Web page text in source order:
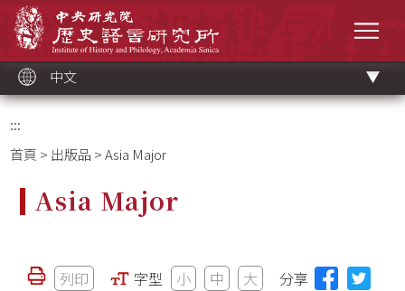
中文
:::
首頁 > 出版品 > Asia Major
Asia Major
列印 字型 小 中 大 分享